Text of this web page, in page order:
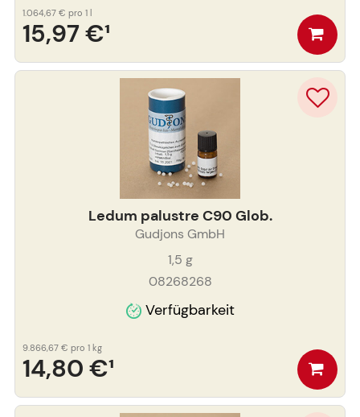
15,97 €¹
1.064,67 € pro 1 l
Ledum palustre C90 Glob.
Gudjons GmbH
1,5 g
08268268
Verfügbarkeit
14,80 €¹
9.866,67 € pro 1 kg